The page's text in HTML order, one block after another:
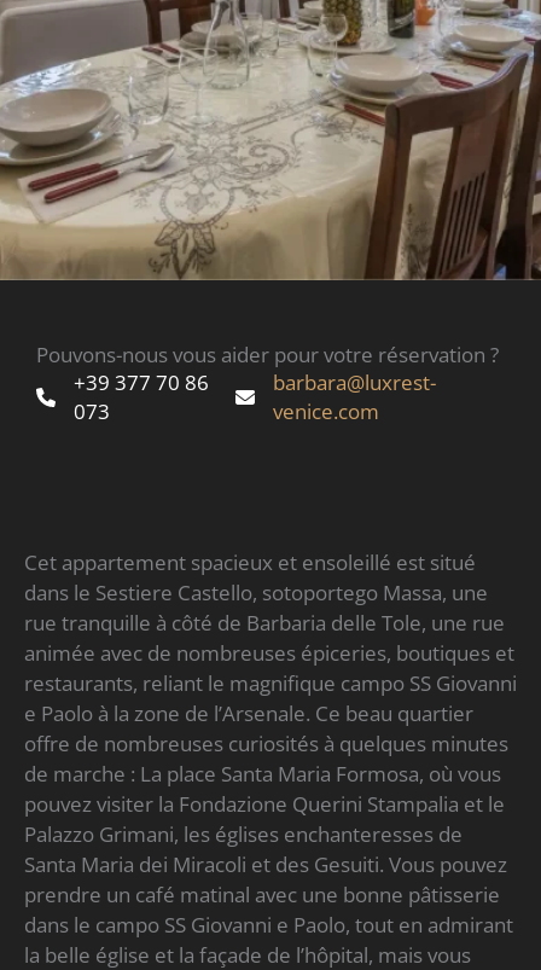
Pouvons-nous vous aider pour votre réservation ?
+39 377 70 86
073
barbara@luxrest-
venice.com
Cet appartement spacieux et ensoleillé est situé
dans le Sestiere Castello, sotoportego Massa, une
rue tranquille à côté de Barbaria delle Tole, une rue
animée avec de nombreuses épiceries, boutiques et
restaurants, reliant le magnifique campo SS Giovanni
e Paolo à la zone de l’Arsenale. Ce beau quartier
offre de nombreuses curiosités à quelques minutes
de marche : La place Santa Maria Formosa, où vous
pouvez visiter la Fondazione Querini Stampalia et le
Palazzo Grimani, les églises enchanteresses de
Santa Maria dei Miracoli et des Gesuiti. Vous pouvez
prendre un café matinal avec une bonne pâtisserie
dans le campo SS Giovanni e Paolo, tout en admirant
la belle église et la façade de l’hôpital, mais vous